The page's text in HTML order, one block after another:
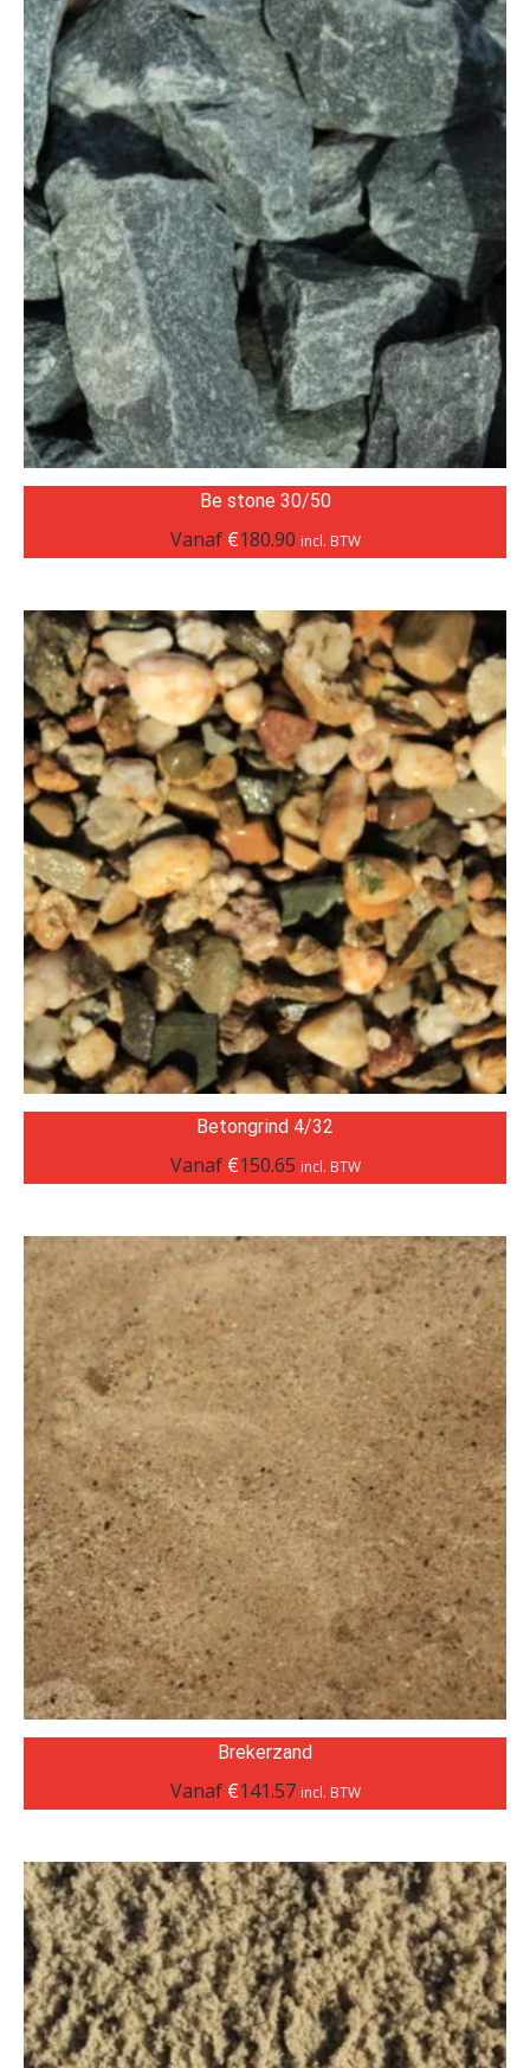
Be stone 30/50
Vanaf €180.90 incl. BTW
Betongrind 4/32
Vanaf €150.65 incl. BTW
Brekerzand
Vanaf €141.57 incl. BTW